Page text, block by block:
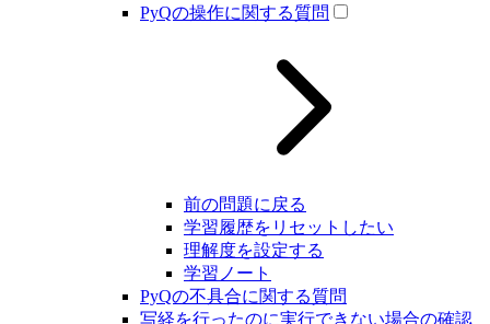
PyQの操作に関する質問
前の問題に戻る
学習履歴をリセットしたい
理解度を設定する
学習ノート
PyQの不具合に関する質問
写経を行ったのに実行できない場合の確認